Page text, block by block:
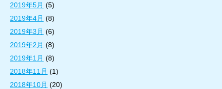
2019年5月 (5)
2019年4月 (8)
2019年3月 (6)
2019年2月 (8)
2019年1月 (8)
2018年11月 (1)
2018年10月 (20)